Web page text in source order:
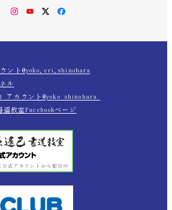
Instagram
YouTubeTwitterFacebook
ント@yoko.eri.shinohara
ル
カウント@yoko_shinohara_
教室Facebookページ